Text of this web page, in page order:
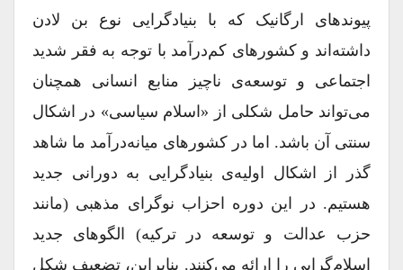
پیوندهای ارگانیک که با بنیادگرایی نوع بن لادن
داشته‌اند و کشورهای کم‌درآمد با توجه به فقر شدید
اجتماعی و توسعه‌ی ناچیز منابع انسانی همچنان
می‌تواند حامل شکلی از «اسلام سیاسی» در اشکال
سنتی آن باشد. اما در کشورهای میانه‌درآمد ما شاهد
گذر از اشکال اولیه‌ی بنیادگرایی به دورانی جدید
هستیم. در این دوره احزاب نوگرای مذهبی (مانند
حزب عدالت و توسعه در ترکیه) الگوهای جدید
اسلام‌گرایی را ارائه می‌کنند. بنابراین، تضعیف شکل